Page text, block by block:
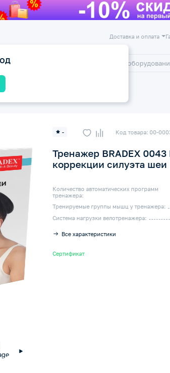
Доставка и оплата
Каталог
- Код товара: 00-
Тренажер BRADEX
коррекции силуэта шеи
Количество автоматических программ
тренажера:
Тренируемые группы мышц у тренажера:
Система нагрузки велотренажера:
Все характеристики
Сертификат